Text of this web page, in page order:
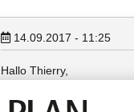
14.09.2017 - 11:25
Hallo Thierry,